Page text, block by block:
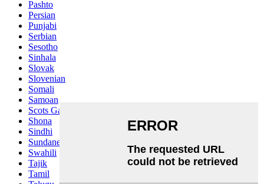
Pashto
Persian
Punjabi
Serbian
Sesotho
Sinhala
Slovak
Slovenian
Somali
Samoan
Scots Gaelic
Shona
Sindhi
Sundanese
Swahili
Tajik
Tamil